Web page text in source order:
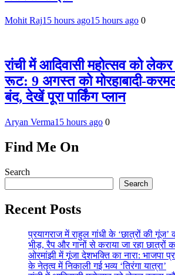
Mohit Raj15 hours ago15 hours ago 0
रांची में आदिवासी महोत्सव को
रूट: 9 अगस्त को मोरहाबादी-
बंद, देखें पूरा पार्किंग प्लान
Aryan Verma15 hours ago 0
Find Me On
Search
Search
Recent Posts
प्रयागराज में राहुल गांधी के ‘छात्रों की
भीड़, रैप और गानों से कराया जा रहा छात्रों
ओरमांझी में गूंजा देशभक्ति का नारा: भाजपा
के नेतृत्व में निकाली गई भव्य ‘तिरंगा यात्रा’